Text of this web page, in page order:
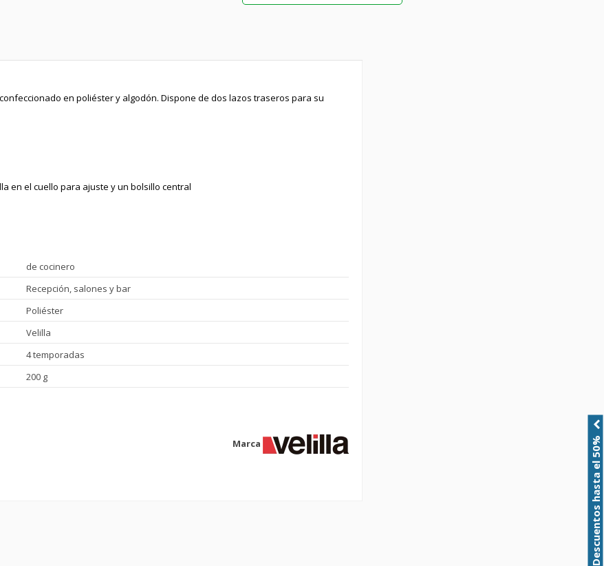
en poliéster y algodón. Dispone de dos lazos traseros para su
en el cuello para ajuste y un bolsillo central
de cocinero
Recepción, salones y bar
Poliéster
Velilla
4 temporadas
200 g
Marca Descuentos hasta el 50%